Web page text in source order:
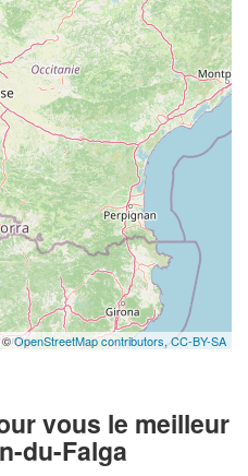
©OpenStreetMap contributors, CC-BY-SA
vous le meilleur
du-Falga